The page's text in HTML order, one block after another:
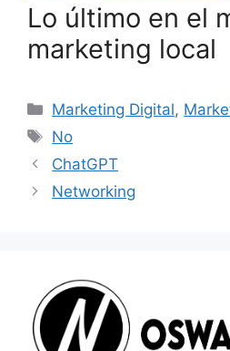
Lo último en el
marketing local
Categories
Marketing Digital,
Tags
No
ChatGPT
Networking